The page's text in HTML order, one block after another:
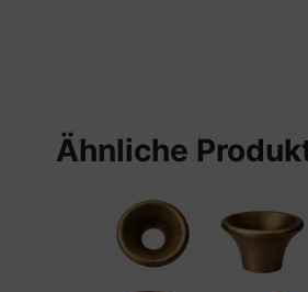
Ähnliche